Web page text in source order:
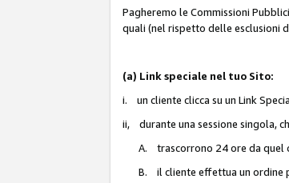
Pagheremo le Commissioni
quali (nel rispetto delle esclusioni
(a) Link speciale nel tuo Sito:
i. un cliente clicca su un Link
ii, durante una sessione singola,
A. trascorrono 24 ore da quel
B. il cliente effettua un ordine